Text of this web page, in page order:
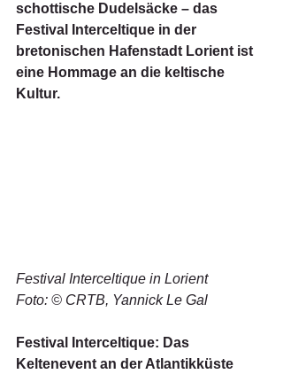
schottische Dudelsäcke – das
Festival Interceltique in der
bretonischen Hafenstadt Lorient ist
eine Hommage an die keltische
Kultur.
Festival Interceltique in Lorient
Foto: © CRTB, Yannick Le Gal
Festival Interceltique: Das
Keltenevent an der Atlantikküste